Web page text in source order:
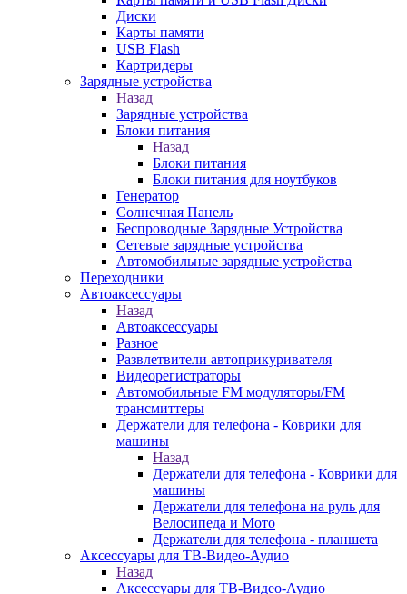
Диски
Карты памяти
USB Flash
Картридеры
Зарядные устройства
Назад
Зарядные устройства
Блоки питания
Назад
Блоки питания
Блоки питания для ноутбуков
Генератор
Солнечная Панель
Беспроводные Зарядные Устройства
Сетевые зарядные устройства
Автомобильные зарядные устройства
Переходники
Автоаксессуары
Назад
Автоаксессуары
Разное
Развлетвители автоприкуривателя
Видеорегистраторы
Автомобильные FM модуляторы/FM
трансмиттеры
Держатели для телефона - Коврики для
машины
Назад
Держатели для телефона - Коврики для
машины
Держатели для телефона на руль для
Велосипеда и Мото
Держатели для телефона - планшета
Аксессуары для ТВ-Видео-Аудио
Назад
Аксессуары для ТВ-Видео-Аудио